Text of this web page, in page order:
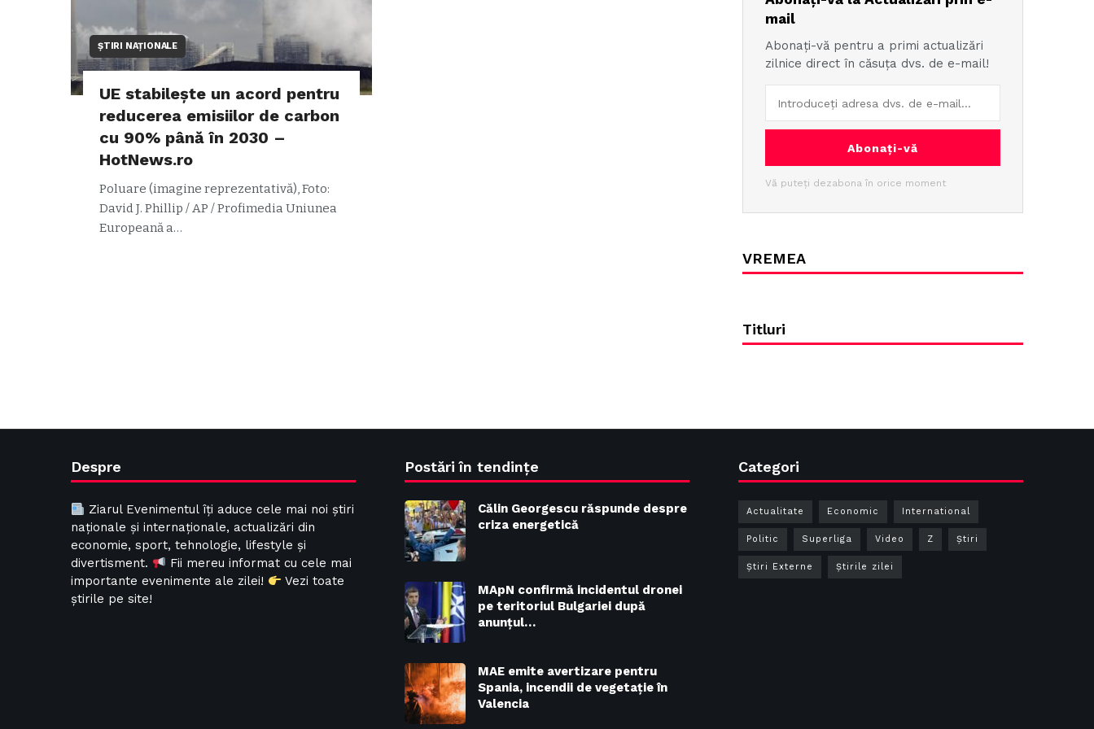
ȘTIRI NAȚIONALE
UE stabilește un acord pentru
reducerea emisiilor de carbon
cu 90% până în 2030 –
HotNews.ro
Poluare (imagine reprezentativă), Foto:
David J. Phillip / AP / Profimedia Uniunea
Europeană a…
mail
Abonați-vă pentru a primi actualizări
zilnice direct în căsuța dvs. de e-mail!
Abonați-vă
Vă puteți dezabona în orice moment
VREMEA
Titluri
Despre
Ziarul Evenimentul îți aduce cele mai noi știri
naționale și internaționale, actualizări din
economie, sport, tehnologie, lifestyle și
divertisment.
Fii mereu informat cu cele mai
importante evenimente ale zilei!
Vezi toate
știrile pe site!
Postări în tendințe
Călin Georgescu răspunde despre
criza energetică
MApN confirmă incidentul dronei
pe teritoriul Bulgariei după
anunțul…
MAE emite avertizare pentru
Spania, incendii de vegetație în
Valencia
Categori
Actualitate Economic International
Politic Superliga Video Z Ştiri
Știri Externe Știrile zilei